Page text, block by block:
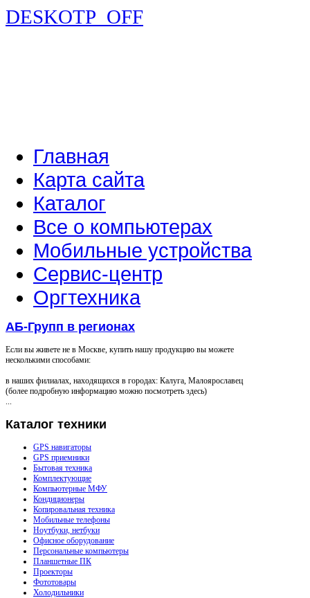
DESKOTP_OFF
Главная
Карта сайта
Каталог
Все о компьютерах
Мобильные устройства
Сервис-центр
Оргтехника
АБ-Групп в регионах
Если вы живете не в Москве, купить нашу продукцию вы можете
несколькими способами:
в наших филиалах, находящихся в городах: Калуга, Малоярославец
(более подробную информацию можно посмотреть здесь)
...
Каталог техники
GPS навигаторы
GPS приемники
Бытовая техника
Комплектующие
Компьютерные МФУ
Кондиционеры
Копировальная техника
Мобильные телефоны
Ноутбуки, нетбуки
Офисное оборудование
Персональные компьютеры
Планшетные ПК
Проекторы
Фототовары
Холодильники